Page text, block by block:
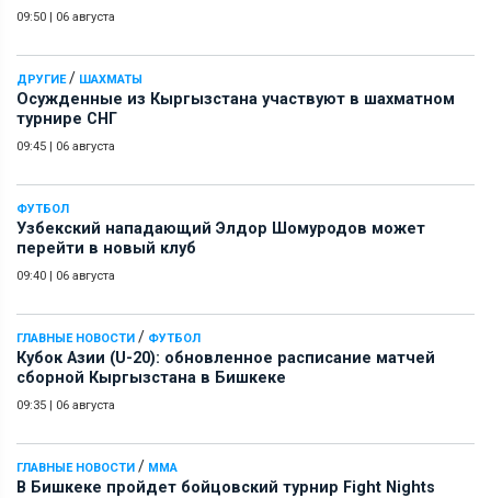
09:50 | 06 августа
ДРУГИЕ/ ШАХМАТЫ
Осужденные из Кыргызстана участвуют в шахматном
турнире СНГ
09:45 | 06 августа
ФУТБОЛ
Узбекский нападающий Элдор Шомуродов может
перейти в новый клуб
09:40 | 06 августа
ГЛАВНЫЕ НОВОСТИ / ФУТБОЛ
Кубок Азии (U-20): обновленное расписание матчей
сборной Кыргызстана в Бишкеке
09:35 | 06 августа
ГЛАВНЫЕ НОВОСТИ / ММА
В Бишкеке пройдет бойцовский турнир Fight Nights